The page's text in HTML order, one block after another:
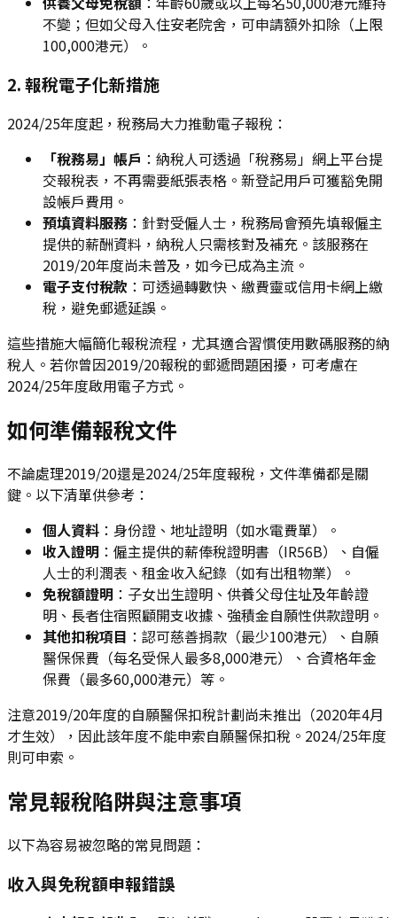
不變；但如父母入住安老院舍，可申請額外扣除（上限
100,000港元）。
2. 報稅電子化新措施
2024/25年度起，稅務局大力推動電子報稅：
「稅務易」帳戶 ：納稅人可透過「稅務易」網上平台提
交報稅表，不再需要紙張表格。新登記用戶可獲豁免開
設帳戶費用。
預填資料服務 ：針對受僱人士，稅務局會預先填報僱主
提供的薪酬資料，納稅人只需核對及補充。該服務在
2019/20年度尚未普及，如今已成為主流。
電子支付稅款 ：可透過轉數快、繳費靈或信用卡網上繳
稅，避免郵遞延誤。
這些措施大幅簡化報稅流程，尤其適合習慣使用數碼服務的納
稅人。若你曾因2019/20報稅的郵遞問題困擾，可考慮在
2024/25年度啟用電子方式。
如何準備報稅文件
不論處理2019/20還是2024/25年度報稅，文件準備都是關
鍵。以下清單供參考：
個人資料 ：身份證、地址證明（如水電費單）。
收入證明 ：僱主提供的薪俸稅證明書（IR56B）、自僱
人士的利潤表、租金收入紀錄（如有出租物業）。
免稅額證明 ：子女出生證明、供養父母住址及年齡證
明、長者住宿照顧開支收據、強積金自願性供款證明。
其他扣稅項目 ：認可慈善捐款（最少100港元）、自願
醫保保費（每名受保人最多8,000港元）、合資格年金
保費（最多60,000港元）等。
注意2019/20年度的自願醫保扣稅計劃尚未推出（2020年4月
才生效），因此該年度不能申索自願醫保扣稅。2024/25年度
則可申索。
常見報稅陷阱與注意事項
以下為容易被忽略的常見問題：
收入與免稅額申報錯誤